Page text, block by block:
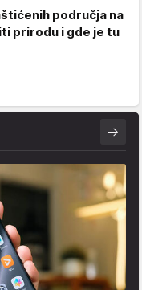
područja na
prirodu i gde je tu